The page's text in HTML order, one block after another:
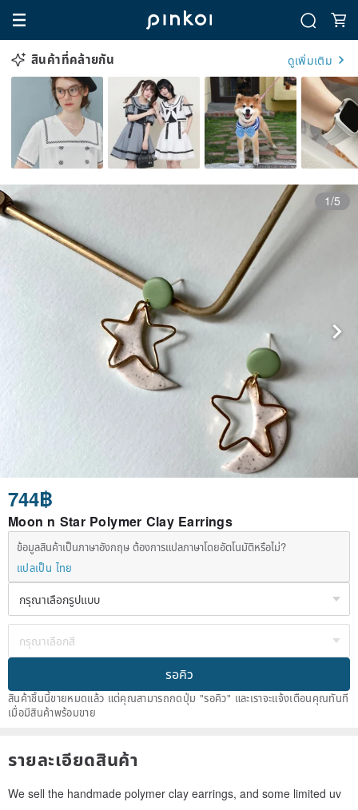
สินค้าที่คล้ายกัน ดูเพิ่มเติม
1/5
744฿
Moon n Star Polymer Clay Earrings
ข้อมูลสินค้าเป็นภาษาอังกฤษ ต้องการแปลภาษาโดยอัตโนมัติหรือไม่?
แปลเป็น ไทย
รอคิว
สินค้าชิ้นนี้ขายหมดแล้ว แต่คุณสามารถกดปุ่ม "รอคิว" และเราจะแจ้งเตือนคุณทันที
เมื่อมีสินค้าพร้อมขาย
รายละเอียดสินค้า
We sell the handmade polymer clay earrings, and some limited uv